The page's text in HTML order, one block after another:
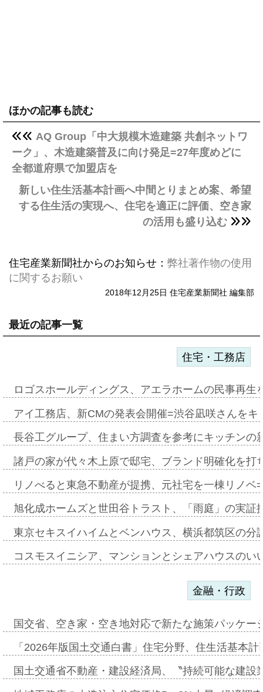
ほかの記事も読む
AQ Group「中大規模木造建築 共創ネットワ
ーク」、木造建築普及に向け発足=27年度めどに
全都道府県で加盟店を
新しい住生活基本計画へ中間とりまとめ案、希望
する住生活の実現へ、住宅を適正に評価、空き家
の活用も盛り込む
住宅産業新聞社からのお知らせ： 弊社著作物の使用
に関するお願い
2018年12月25日 住宅産業新聞社 編集部
最近の記事一覧
住宅・工務店
ロゴスホールディングス、アエラホームの民事再
アイ工務店、新CMの発表会開催=渋谷凪咲さんを
長谷工グループ、住まい方調査を参考にキッチン
諸戸の家が代々木上原で邸宅、ブランド明確化を
リノべると東急不動産が提携、元社宅を一棟リノ
旭化成ホームズと世田谷トラスト、「雨庭」の実
東京セキスイハイムとベンハウス、横浜都筑区の
コスモスイニシア、マンションとシェアハウスの
金融・行政
国交省、空き家・空き地対応で新たな施策パッケ
「2026年版国土交通白書」住宅分野、住生活基本
国土交通省不動産・建設経済局、〝持続可能な建